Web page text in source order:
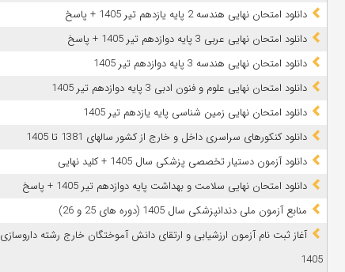
دانلود امتحان نهایی هندسه 2 پایه یازدهم تیر 1405 + پاسخ
دانلود امتحان نهایی عربی 3 پایه دوازدهم تیر 1405 + پاسخ
دانلود امتحان نهایی هندسه 3 پایه دوازدهم تیر 1405
دانلود امتحان نهایی علوم و فنون ادبی 3 پایه دوازدهم تیر 1405
دانلود امتحان نهایی زمین شناسی پایه یازدهم تیر 1405
دانلود کنکورهای سراسری داخل و خارج از کشور سالهای 1381 تا 1405
دانلود آزمون دستیار تخصصی پزشکی سال 1405 + کلید نهایی
دانلود امتحان نهایی سلامت و بهداشت پایه دوازدهم تیر 1405 + پاسخ
ﻣﻨﺎﺑﻊ آزﻣﻮن ﻣﻠﯽ دندانپزشکی سال 1405 (دوره های 25 و 26)
آغاز ثبت نام آزمون‌ ارزشیابی و ارتقای دانش آموختگان خارج رشته داروسازی
1405